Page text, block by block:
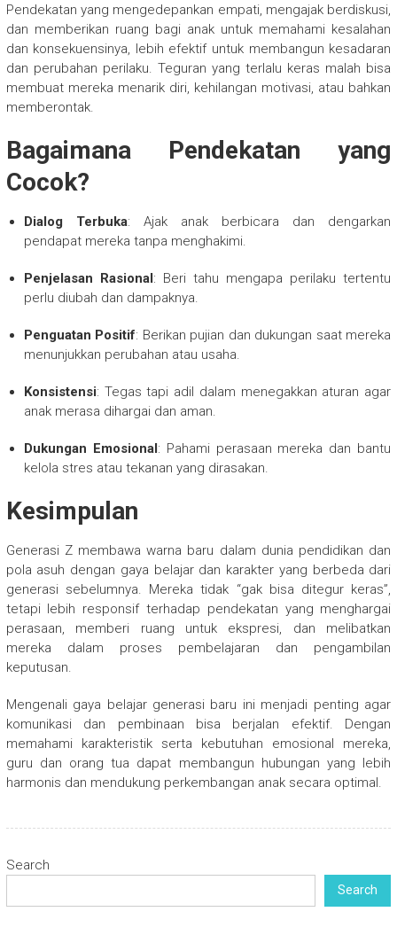
Pendekatan yang mengedepankan empati, mengajak berdiskusi,
dan memberikan ruang bagi anak untuk memahami kesalahan
dan konsekuensinya, lebih efektif untuk membangun kesadaran
dan perubahan perilaku. Teguran yang terlalu keras malah bisa
membuat mereka menarik diri, kehilangan motivasi, atau bahkan
memberontak.
Bagaimana Pendekatan yang
Cocok?
Dialog Terbuka: Ajak anak berbicara dan dengarkan
pendapat mereka tanpa menghakimi.
Penjelasan Rasional: Beri tahu mengapa perilaku tertentu
perlu diubah dan dampaknya.
Penguatan Positif: Berikan pujian dan dukungan saat mereka
menunjukkan perubahan atau usaha.
Konsistensi: Tegas tapi adil dalam menegakkan aturan agar
anak merasa dihargai dan aman.
Dukungan Emosional: Pahami perasaan mereka dan bantu
kelola stres atau tekanan yang dirasakan.
Kesimpulan
Generasi Z membawa warna baru dalam dunia pendidikan dan
pola asuh dengan gaya belajar dan karakter yang berbeda dari
generasi sebelumnya. Mereka tidak “gak bisa ditegur keras”,
tetapi lebih responsif terhadap pendekatan yang menghargai
perasaan, memberi ruang untuk ekspresi, dan melibatkan
mereka dalam proses pembelajaran dan pengambilan
keputusan.
Mengenali gaya belajar generasi baru ini menjadi penting agar
komunikasi dan pembinaan bisa berjalan efektif. Dengan
memahami karakteristik serta kebutuhan emosional mereka,
guru dan orang tua dapat membangun hubungan yang lebih
harmonis dan mendukung perkembangan anak secara optimal.
Search
Search